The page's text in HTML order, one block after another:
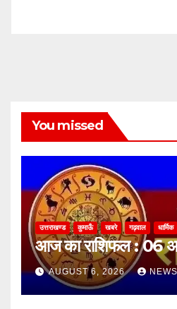
You missed
उत्तराखण्ड कुमाऊँ खबरे गढ़वाल धार्मिक
आज का राशिफल : 06
AUGUST 6, 2026